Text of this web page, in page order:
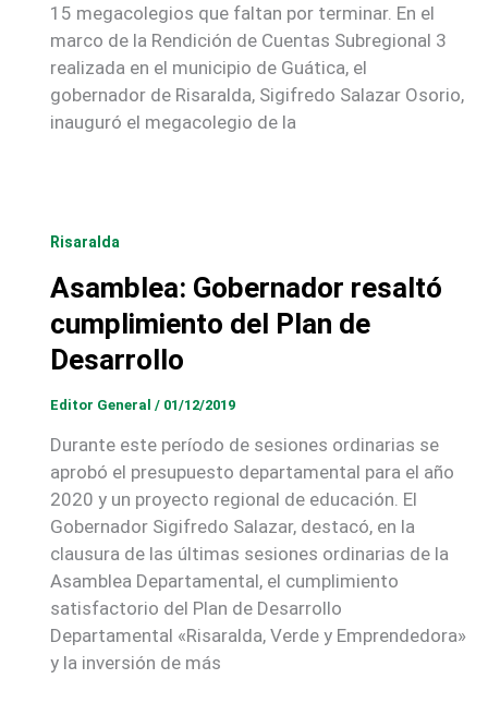
15 megacolegios que faltan por terminar. En el
marco de la Rendición de Cuentas Subregional 3
realizada en el municipio de Guática, el
gobernador de Risaralda, Sigifredo Salazar Osorio,
inauguró el megacolegio de la
Risaralda
Asamblea: Gobernador resaltó
cumplimiento del Plan de
Desarrollo
Editor General / 01/12/2019
Durante este período de sesiones ordinarias se
aprobó el presupuesto departamental para el año
2020 y un proyecto regional de educación. El
Gobernador Sigifredo Salazar, destacó, en la
clausura de las últimas sesiones ordinarias de la
Asamblea Departamental, el cumplimiento
satisfactorio del Plan de Desarrollo
Departamental «Risaralda, Verde y Emprendedora»
y la inversión de más